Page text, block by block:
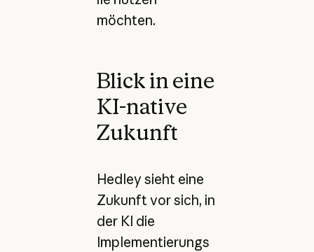
möchten.
Blick in eine
KI-native
Zukunft
Hedley sieht eine
Zukunft vor sich, in
der KI die
Implementierungs